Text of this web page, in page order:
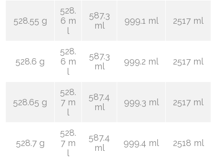
528.55 g
528.
6 m
l
587.3
ml
999.1 ml 2517 ml
528.6 g
528.
6 m
l
587.3
ml
999.2 ml 2517 ml
528.65 g
528.
7 m
l
587.4
ml
999.3 ml 2517 ml
528.7 g
528.
7 m
l
587.4
ml
999.4 ml 2518 ml